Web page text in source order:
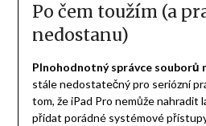
Po čem toužím (a
nedostanu)
Plnohodnotný správce souborů
stále nedostatečný pro seriózní
tom, že iPad Pro nemůže nahradit
přidat porádné systémové